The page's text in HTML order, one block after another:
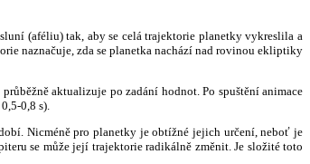
(aféliu) tak, aby se celá trajektorie planetky vykreslila a
naznačuje, zda se planetka nachází nad rovinou ekliptiky
aktualizuje po zadání hodnot. Po spuštění animace
0,8 s).
Nicméně pro planetky je obtížné jejich určení, neboť je
se může její trajektorie radikálně změnit. Je složité toto